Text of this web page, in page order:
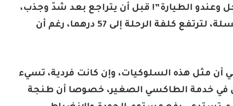
وعندو الطيارة”! قبل أن يتراجع بعد شدّ وجذب،
وينتهي الأمر بأداء 50 درهما في المغسلة، لترتفع كلفة الرحلة إلى 57 درهما، رغم أن
أن مثل هذه السلوكيات، وإن كانت فردية، تسيء
في خدمة الطاكسي الصغير، خصوصا أن طنجة